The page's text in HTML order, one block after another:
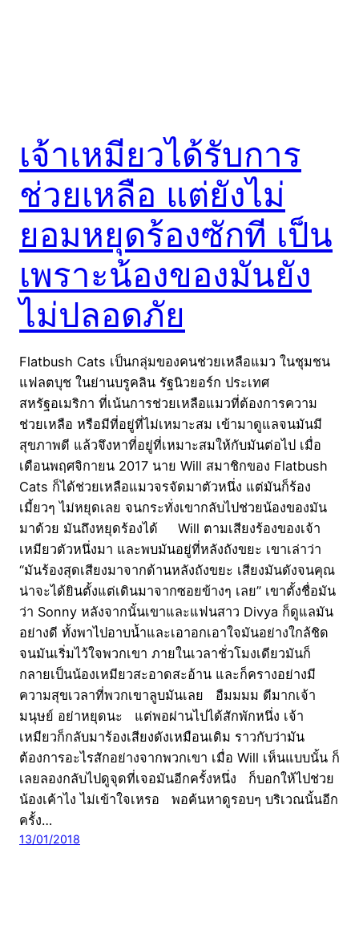
เจ้าเหมียวได้รับการ
ช่วยเหลือ แต่ยังไม่
ยอมหยุดร้องซักที เป็น
เพราะน้องของมันยัง
ไม่ปลอดภัย
Flatbush Cats เป็นกลุ่มของคนช่วยเหลือแมว ในชุมชน
แฟลตบุช ในย่านบรูคลิน รัฐนิวยอร์ก ประเทศ
สหรัฐอเมริกา ที่เน้นการช่วยเหลือแมวที่ต้องการความ
ช่วยเหลือ หรือมีที่อยู่ที่ไม่เหมาะสม เข้ามาดูแลจนมันมี
สุขภาพดี แล้วจึงหาที่อยู่ที่เหมาะสมให้กับมันต่อไป เมื่อ
เดือนพฤศจิกายน 2017 นาย Will สมาชิกของ Flatbush
Cats ก็ได้ช่วยเหลือแมวจรจัดมาตัวหนึ่ง แต่มันก็ร้อง
เมี้ยวๆ ไม่หยุดเลย จนกระทั่งเขากลับไปช่วยน้องของมัน
มาด้วย มันถึงหยุดร้องได้ Will ตามเสียงร้องของเจ้า
เหมียวตัวหนึ่งมา และพบมันอยู่ที่หลังถังขยะ เขาเล่าว่า
“มันร้องสุดเสียงมาจากด้านหลังถังขยะ เสียงมันดังจนคุณ
น่าจะได้ยินตั้งแต่เดินมาจากซอยข้างๆ เลย” เขาตั้งชื่อมัน
ว่า Sonny หลังจากนั้นเขาและแฟนสาว Divya ก็ดูแลมัน
อย่างดี ทั้งพาไปอาบน้ำและเอาอกเอาใจมันอย่างใกล้ชิด
จนมันเริ่มไว้ใจพวกเขา ภายในเวลาชั่วโมงเดียวมันก็
กลายเป็นน้องเหมียวสะอาดสะอ้าน และก็ครางอย่างมี
ความสุขเวลาที่พวกเขาลูบมันเลย อืมมมม ดีมากเจ้า
มนุษย์ อย่าหยุดนะ แต่พอผ่านไปได้สักพักหนึ่ง เจ้า
เหมียวก็กลับมาร้องเสียงดังเหมือนเดิม ราวกับว่ามัน
ต้องการอะไรสักอย่างจากพวกเขา เมื่อ Will เห็นแบบนั้น ก็
เลยลองกลับไปดูจุดที่เจอมันอีกครั้งหนึ่ง ก็บอกให้ไปช่วย
น้องเค้าไง ไม่เข้าใจเหรอ พอค้นหาดูรอบๆ บริเวณนั้นอีก
ครั้ง…
13/01/2018